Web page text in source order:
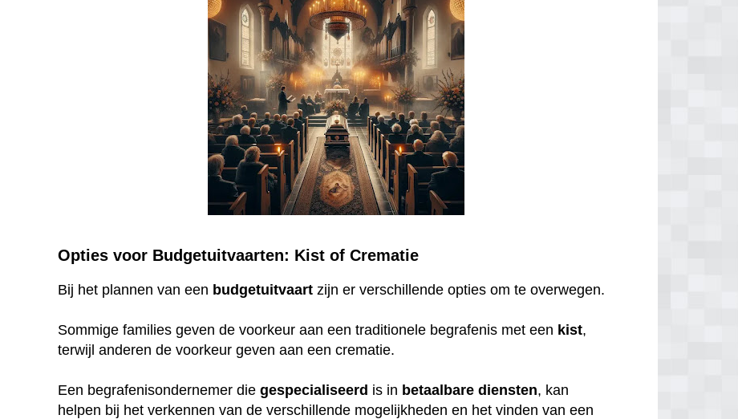
Opties voor Budgetuitvaarten: Kist of Crematie
Bij het plannen van een budgetuitvaart zijn er verschillende opties om te overwegen.
Sommige families geven de voorkeur aan een traditionele begrafenis met een kist,
terwijl anderen de voorkeur geven aan een crematie.
Een begrafenisondernemer diegespecialiseerd is in betaalbare diensten, kan
helpen bij het verkennen van de verschillende mogelijkheden en het vinden van een